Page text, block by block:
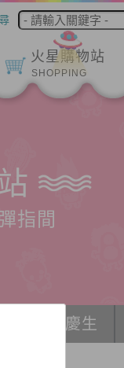
火星購物站
SHOPPING
指間
派對、慶生